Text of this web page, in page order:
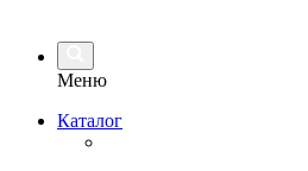
Меню
Каталог